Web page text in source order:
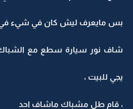
بس مايعرف ليش كان في شيء في
شاف نور سيارة سطع مع
يجي للبيت ،
، قام طل مشباك ماشاف احد